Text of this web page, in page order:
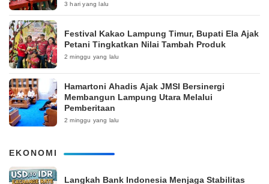
3 hari yang lalu
‎Festival Kakao Lampung Timur, Bupati Ela Ajak
Petani Tingkatkan Nilai Tambah Produk
2 minggu yang lalu
Hamartoni Ahadis Ajak JMSI Bersinergi
Membangun Lampung Utara Melalui
Pemberitaan
2 minggu yang lalu
EKONOMI
Langkah Bank Indonesia Menjaga Stabilitas